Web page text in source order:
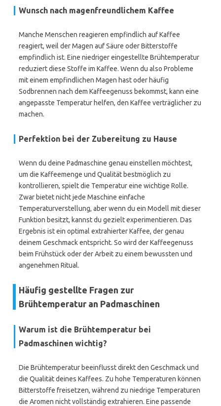
Wunsch nach magenfreundlichem Kaffee
Manche Menschen reagieren empfindlich auf Kaffee
reagiert, weil der Magen auf Säure oder Bitterstoffe
empfindlich ist. Eine niedriger eingestellte Brühtemperatur
reduziert diese Stoffe im Kaffee. Wenn du also Probleme
mit einem empfindlichen Magen hast oder häufig
Sodbrennen nach dem Kaffeegenuss bekommst, kann eine
angepasste Temperatur helfen, den Kaffee verträglicher zu
machen.
Perfektion bei der Zubereitung zu Hause
Wenn du deine Padmaschine genau einstellen möchtest,
um die Kaffeemenge und Qualität bestmöglich zu
kontrollieren, spielt die Temperatur eine wichtige Rolle.
Zwar bietet nicht jede Maschine einfache
Temperaturverstellung, aber wenn du ein Modell mit dieser
Funktion besitzt, kannst du gezielt experimentieren. Das
Ergebnis ist ein optimal extrahierter Kaffee, der genau
deinem Geschmack entspricht. So wird der Kaffeegenuss
beim Frühstück oder der Arbeit zu einem bewussten und
angenehmen Ritual.
Häufig gestellte Fragen zur
Brühtemperatur an Padmaschinen
Warum ist die Brühtemperatur bei
Padmaschinen wichtig?
Die Brühtemperatur beeinflusst direkt den Geschmack und
die Qualität deines Kaffees. Zu hohe Temperaturen können
Bitterstoffe freisetzen, während zu niedrige Temperaturen
die Aromen nicht vollständig extrahieren. Eine passende